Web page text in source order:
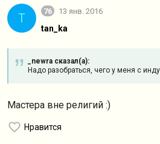
T 76 13 янв. 2016
tan_ka
_newra сказал(а):
Надо разобраться, чего у меня с
Мастера вне религий :)
Нравится